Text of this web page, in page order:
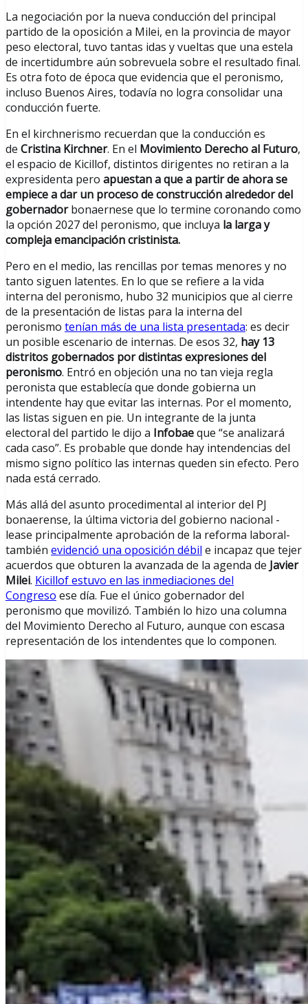
La negociación por la nueva conducción del principal
partido de la oposición a Milei, en la provincia de mayor
peso electoral, tuvo tantas idas y vueltas que una estela
de incertidumbre aún sobrevuela sobre el resultado final.
Es otra foto de época que evidencia que el peronismo,
incluso Buenos Aires, todavía no logra consolidar una
conducción fuerte.
En el kirchnerismo recuerdan que la conducción es
de Cristina Kirchner. En el Movimiento Derecho al Futuro,
el espacio de Kicillof, distintos dirigentes no retiran a la
expresidenta pero apuestan a que a partir de ahora se
empiece a dar un proceso de construcción alrededor del
gobernadorbonaernese que lo termine coronando como
la opción 2027 del peronismo, que incluya la larga y
compleja emancipación cristinista.
Pero en el medio, las rencillas por temas menores y no
tanto siguen latentes. En lo que se refiere a la vida
interna del peronismo, hubo 32 municipios que al cierre
de la presentación de listas para la interna del
peronismo tenían más de una lista presentada: es decir
un posible escenario de internas. De esos 32, hay 13
distritos gobernados por distintas expresiones del
peronismo. Entró en objeción una no tan vieja regla
peronista que establecía que donde gobierna un
intendente hay que evitar las internas. Por el momento,
las listas siguen en pie. Un integrante de la junta
electoral del partido le dijo a Infobaeque “se analizará
cada caso”. Es probable que donde hay intendencias del
mismo signo político las internas queden sin efecto. Pero
nada está cerrado.
Más allá del asunto procedimental al interior del PJ
bonaerense, la última victoria del gobierno nacional -
lease principalmente aprobación de la reforma laboral-
también evidenció una oposición débil e incapaz que tejer
acuerdos que obturen la avanzada de la agenda de Javier
Milei. Kicillof estuvo en las inmediaciones del
Congreso ese día. Fue el único gobernador del
peronismo que movilizó. También lo hizo una columna
del Movimiento Derecho al Futuro, aunque con escasa
representación de los intendentes que lo componen.